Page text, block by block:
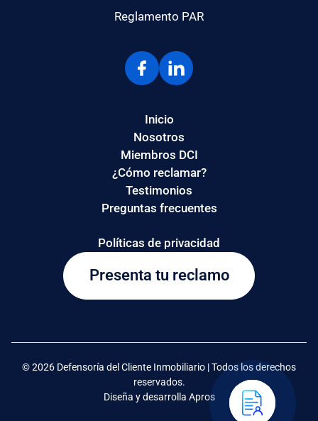
Reglamento PAR
Presenta tu reclamo
Inicio
Nosotros
Miembros DCI
¿Cómo reclamar?
Testimonios
Preguntas frecuentes
Políticas de privacidad
© 2026 Defensoría del Cliente Inmobiliario | Todos los derechos
reservados.
Diseña y desarrolla Apros